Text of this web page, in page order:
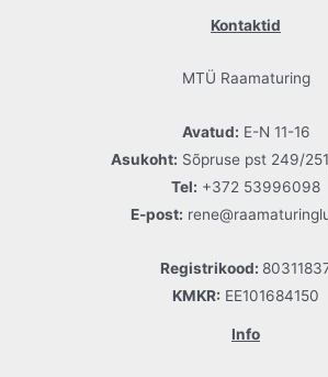
Kontaktid
MTÜ Raamaturing
Avatud: E-N 11-16
Asukoht: Sõpruse pst 249/
Tel: +372 53996098
E-post:
Registrikood:
KMKR: EE101684150
Info